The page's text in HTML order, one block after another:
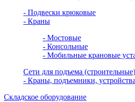
- Подвески крюковые
- Краны
- Мостовые
- Консольные
- Мобильные крановые
Сети для подъема (строительные)
- Краны, подъемники,
Складское оборудование